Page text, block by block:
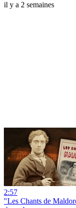
il y a 2 semaines
2:57
"Les Chants de